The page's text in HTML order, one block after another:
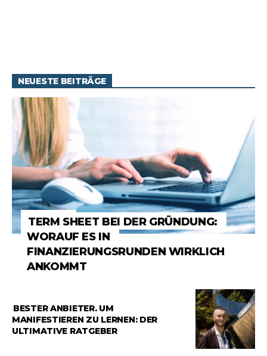
NEUESTE BEITRÄGE
TERM SHEET BEI DER GRÜNDUNG:
WORAUF ES IN
FINANZIERUNGSRUNDEN WIRKLICH
ANKOMMT
RATGEBER
BESTER ANBIETER, UM
MANIFESTIEREN ZU LERNEN: DER
ULTIMATIVE RATGEBER